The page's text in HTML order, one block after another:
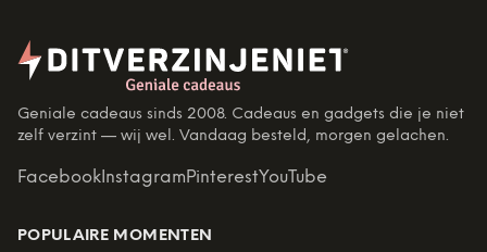
Geniale cadeaus sinds 2008. Cadeaus en gadgets die je niet
zelf verzint — wij wel. Vandaag besteld, morgen gelachen.
Facebook InstagramPinterestYouTube
POPULAIRE MOMENTEN